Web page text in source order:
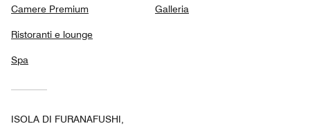
Camere Premium
Ristoranti e lounge
Spa
Galleria
ISOLA DI FURANAFUSHI,